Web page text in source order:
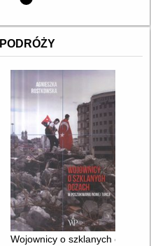
Wojownicy o szklanych